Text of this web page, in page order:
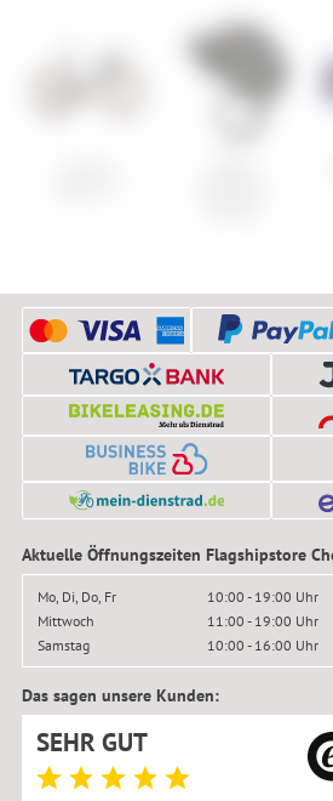
Aktuelle Öffnungszeiten Flagshipstore
Mo, Di, Do, Fr
10:00 - 19:00 Uhr
Mittwoch
11:00 - 19:00 Uhr
Samstag
10:00 - 16:00 Uhr
Das sagen unsere Kunden:
SEHR GUT